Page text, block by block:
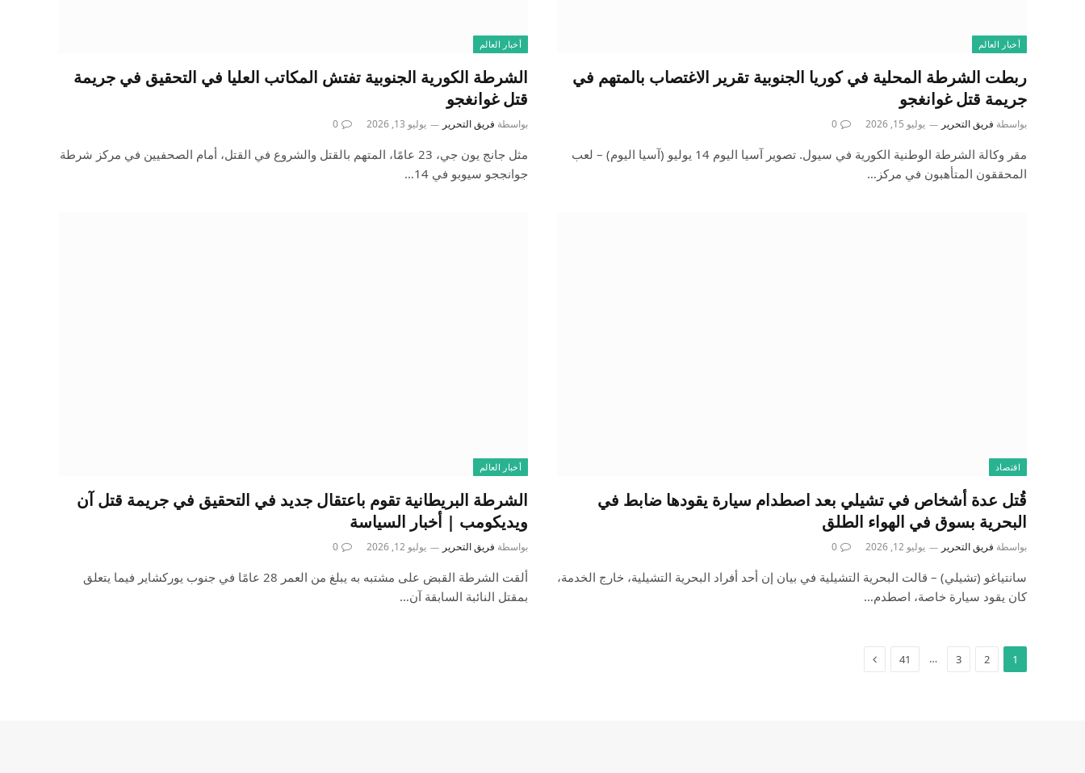
أخبار العالم
ربطت الشرطة المحلية في كوريا الجنوبية تقرير الاغتصاب بالمتهم في
جريمة قتل غوانغجو
بواسطة فريق التحرير يوليو 15, 2026 0
مقر وكالة الشرطة الوطنية الكورية في سيول. تصوير آسيا اليوم 14 يوليو (آسيا اليوم) – لعب
المحققون المتأهبون في مركز…
أخبار العالم
الشرطة الكورية الجنوبية تفتش المكاتب العليا في التحقيق في جريمة
قتل غوانغجو
بواسطة فريق التحرير يوليو 13, 2026 0
مثل جانج يون جي، 23 عامًا، المتهم بالقتل والشروع في القتل، أمام الصحفيين في مركز شرطة
جوانججو سيوبو في 14…
اقتصاد
قُتل عدة أشخاص في تشيلي بعد اصطدام سيارة يقودها ضابط في
البحرية بسوق في الهواء الطلق
بواسطة فريق التحرير يوليو 12, 2026 0
سانتياغو (تشيلي) – قالت البحرية التشيلية في بيان إن أحد أفراد البحرية التشيلية، خارج الخدمة،
كان يقود سيارة خاصة، اصطدم…
أخبار العالم
الشرطة البريطانية تقوم باعتقال جديد في التحقيق في جريمة قتل آن
ويديكومب | أخبار السياسة
بواسطة فريق التحرير يوليو 12, 2026 0
ألقت الشرطة القبض على مشتبه به يبلغ من العمر 28 عامًا في جنوب يوركشاير فيما يتعلق
بمقتل النائبة السابقة آن…
1
2
3
…
41